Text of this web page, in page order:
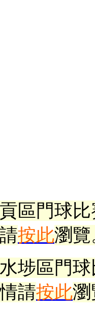
區門球
按此瀏覽
埗區門
請按此瀏